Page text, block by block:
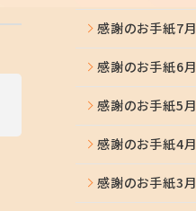
感謝のお手紙7月
感謝のお手紙6月
感謝のお手紙5月
感謝のお手紙4月
感謝のお手紙3月